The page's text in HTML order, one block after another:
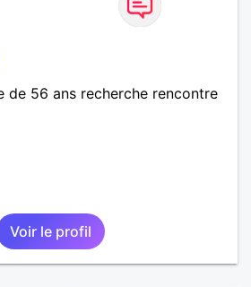
de 56 ans recherche rencontre
Voir le profil